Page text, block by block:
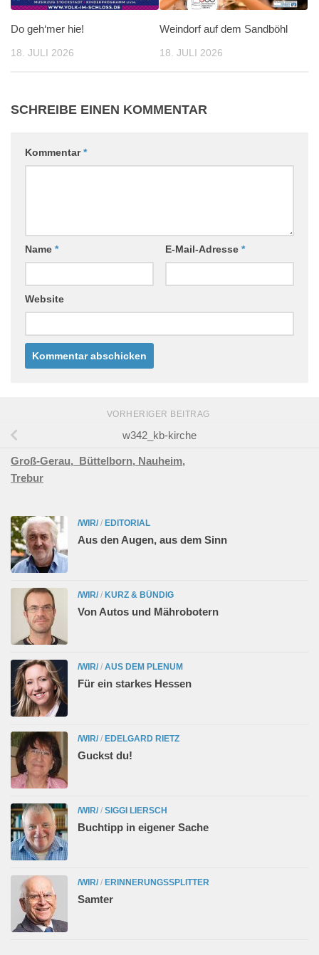
Do geh‘mer hie!
18. JULI 2026
Weindorf auf dem Sandböhl
18. JULI 2026
SCHREIBE EINEN KOMMENTAR
Kommentar*
Name * E-Mail-Adresse *
Website
VORHERIGER BEITRAG
w342_kb-kirche
Groß-Gerau, Büttelborn, Nauheim,
Trebur
/WIR/ / EDITORIAL
Aus den Augen, aus dem Sinn
/WIR/ / KURZ & BÜNDIG
Von Autos und Mährobotern
/WIR/ / AUS DEM PLENUM
Für ein starkes Hessen
/WIR/ / EDELGARD RIETZ
Guckst du!
/WIR/ / SIGGI LIERSCH
Buchtipp in eigener Sache
/WIR/ / ERINNERUNGSSPLITTER
Samter